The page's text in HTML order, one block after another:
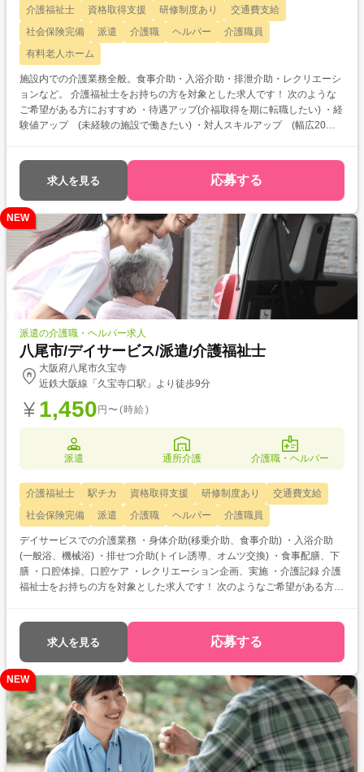
介護福祉士 資格取得支援 研修制度あり
交通費支給
社会保険完備
派遣 介護職 ヘルパー
介護職員
有料老人ホーム
施設内での介護業務全般。食事介助・入浴介助・排泄介助・レクリエーシ
ョンなど。 介護福祉士をお持ちの方を対象とした求人です！ 次のような
ご希望がある方におすすめ ・待遇アップ(介福取得を期に転職したい) ・経
験値アップ (未経験の施設で働きたい) ・対人スキルアップ (幅広20代
求人を見る 応募する
NEW
派遣の介護職・ヘルパー求人
八尾市/デイサービス/派遣/介護福祉士
大阪府八尾市久宝寺
近鉄大阪線「久宝寺口駅」より徒歩9分
1,450 円〜(時給)
派遣 通所介護 介護職・ヘルパー
介護福祉士 駅チカ 資格取得支援 研修制度あり
交通費支給
社会保険完備
派遣 介護職 ヘルパー 介護職員
デイサービスでの介護業務 ・身体介助(移乗介助、食事介助) ・入浴介助
(一般浴、機械浴) ・排せつ介助(トイレ誘導、オムツ交換) ・食事配膳、下
膳 ・口腔体操、口腔ケア ・レクリエーション企画、実施 ・介護記録 介護
福祉士をお持ちの方を対象とした求人です！ 次のようなご希望がある方に
求人を見る 応募する
NEW